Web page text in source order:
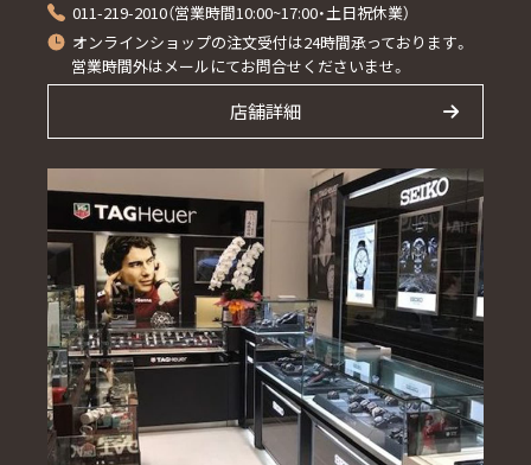
011-219-2010（営業時間10:00~17:00・土日祝休業）
オンラインショップの注文受付は24時間承っております。
営業時間外はメールにてお問合せくださいませ。
店舗詳細